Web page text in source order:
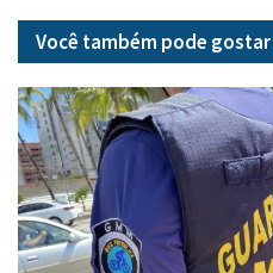
Você também pode gostar